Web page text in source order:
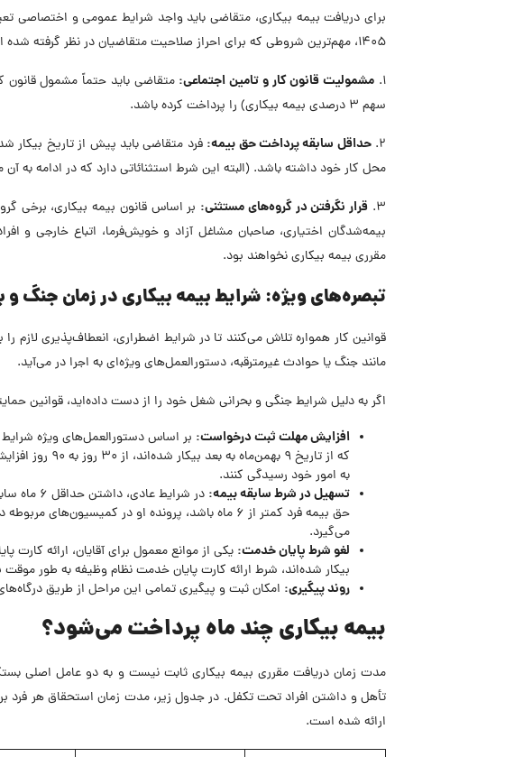
برای دریافت بیمه بیکاری، متقاضی باید واجد شرایط عمومی و اختصاصی
۱۴۰۵، مهم‌ترین شروطی که برای احراز صلاحیت متقاضیان در نظر گرفته شده است، عبارتند از:
۱. مشمولیت قانون کار و تامین اجتماعی: متقاضی باید حتماً مشمول قانون
سهم ۳ درصدی بیمه بیکاری) را پرداخت کرده باشد.
۲. حداقل سابقه پرداخت حق بیمه:
محل کار خود داشته باشد. (البته این شرط استثنائاتی دارد که در ادامه به آن
۳. قرار نگرفتن در گروه‌های مستثنی: بر اساس قانون بیمه بیکاری، برخی
بیمه‌شدگان اختیاری، صاحبان مشاغل آزاد و خویش‌فرما، اتباع خارجی و
مقرری بیمه بیکاری نخواهند بود.
تبصره‌های ویژه: شرایط بیمه بیکاری در زمان جنگ و
قوانین کار همواره تلاش می‌کنند تا در شرایط اضطراری، انعطاف‌پذیری لازم
مانند جنگ یا حوادث غیرمترقبه، دستورالعمل‌های ویژه‌ای به اجرا در می‌آید.
اگر به دلیل شرایط جنگی و بحرانی شغل خود را از دست داده‌اید، قوانین
افزایش مهلت ثبت درخواست:
که از تاریخ ۹
به امور خود رسیدگی کنند.
تسهیل در شرط سابقه بیمه:
در شرایط
می‌گیرد.
لغو شرط پایان خدمت: یکی از موانع معمول برای آقایان، ارائه
بیکار شده‌اند، شرط ارائه کارت پایان خدمت نظام وظیفه به طور
روند پیگیری: امکان ثبت و پیگیری تمامی این مراحل از طریق
بیمه بیکاری چند ماه پرداخت می‌شود؟
مدت زمان دریافت مقرری بیمه بیکاری ثابت نیست و به دو عامل اصلی
تأهل و داشتن افراد تحت تکفل. در جدول زیر، مدت زمان استحقاق هر
ارائه شده است.